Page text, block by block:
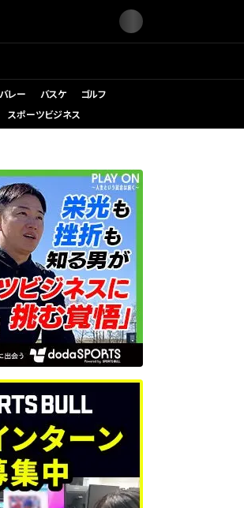
バレー バスケ
ゴルフ
スポーツビジネス